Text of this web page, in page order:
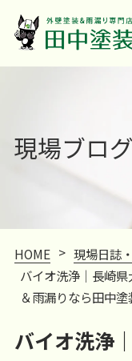
現場ブログ
HOME > 現場日誌
バイオ洗浄｜長崎
＆雨漏りなら田中塗
バイオ洗浄